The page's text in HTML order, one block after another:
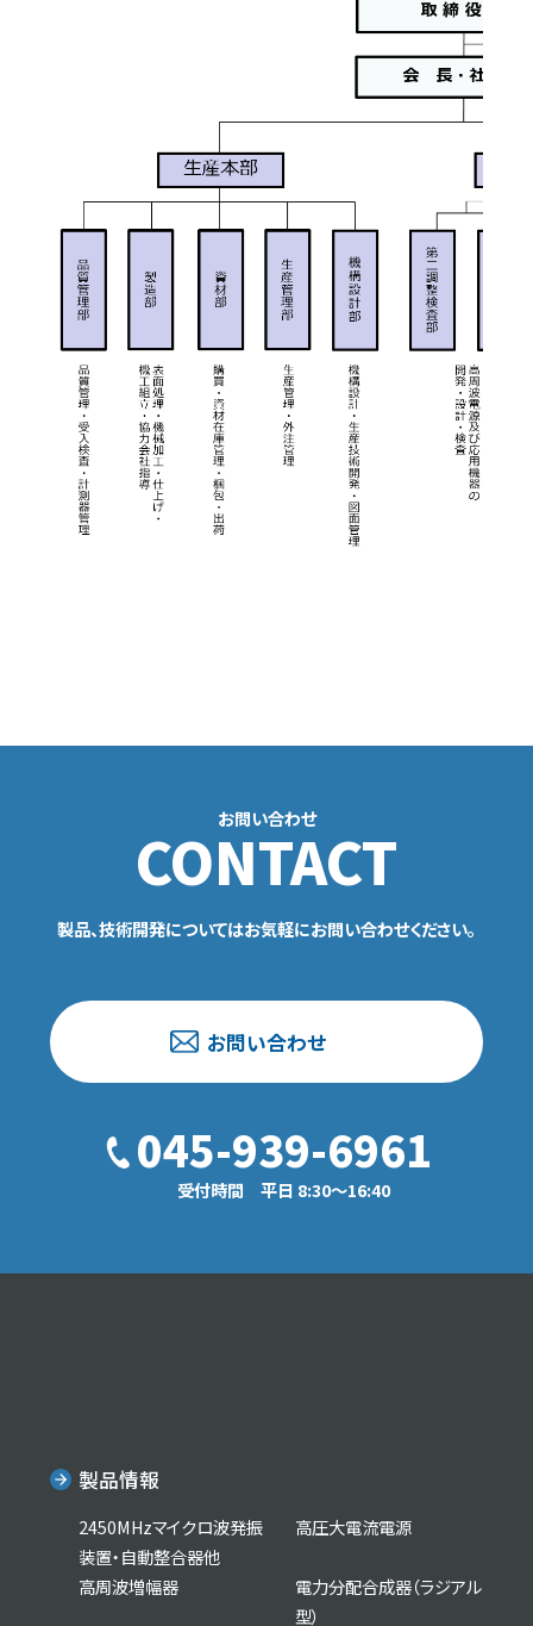
お問い合わせ
CONTACT
製品、技術開発についてはお気軽にお問い合わせください。
お問い合わせ
045-939-6961
受付時間 平日 8:30〜16:40
製品情報
2450MHzマイクロ波発振
装置・自動整合器他
高圧大電流電源
高周波増幅器
電力分配合成器（ラジアル
型）